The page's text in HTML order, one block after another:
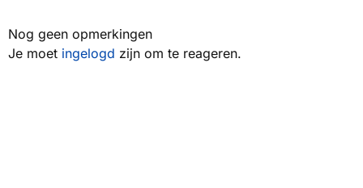
Nog geen opmerkingen
Je moet ingelogd zijn om te reageren.